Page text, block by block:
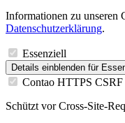
Informationen zu unseren
Datenschutzerklärung.
Essenziell
Details einblenden für
Contao HTTPS CSRF
Schützt vor Cross-Site-